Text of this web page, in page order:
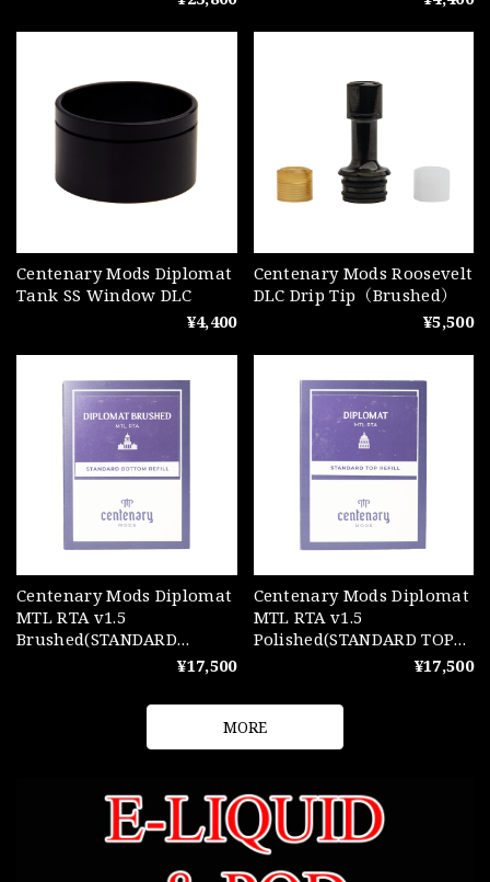
Centenary Mods Diplomat
Tank SS Window DLC
¥4,400
Centenary Mods Roosevelt
DLC Drip Tip（Brushed）
¥5,500
Centenary Mods Diplomat
MTL RTA v1.5
Brushed(STANDARD
¥17,500
Centenary Mods Diplomat
MTL RTA v1.5
Polished(STANDARD TOP
¥17,500
MORE